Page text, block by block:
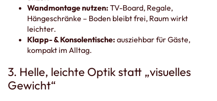
Wandmontage nutzen: TV-Board, Regale,
Hängeschränke – Boden bleibt frei, Raum wirkt
leichter.
Klapp- & Konsolentische: ausziehbar für Gäste,
kompakt im Alltag.
3. Helle, leichte Optik statt „visuelles
Gewicht“